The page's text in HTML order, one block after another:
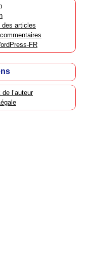
des articles
FR
l’auteur